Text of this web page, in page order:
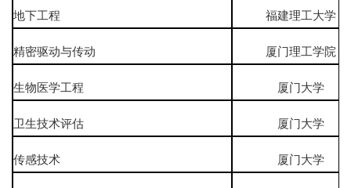
地下工程 福建理工大学
精密驱动与传动 厦门理工学院
生物医学工程 厦门大学
卫生技术评估 厦门大学
传感技术 厦门大学